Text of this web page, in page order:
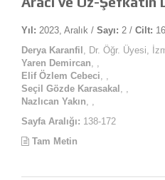
Yıl: 2023, Aralık / Sayı: 2 / Cilt: 16
Derya Karanfil , Dr. Öğr. Üyesi,
Yaren Demircan
Elif Özlem Cebeci
Seçil Gözde Karasakal
Nazlıcan Yakın
Sayfa Aralığı: 138-172
Tam Metin